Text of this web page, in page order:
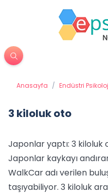
Anasayfa / Endüstri
3 kiloluk oto
Japonlar yaptı: 3 kiloluk
Japonlar kaykayı
WalkCar adı verilen
taşıyabiliyor. 3 kiloluk